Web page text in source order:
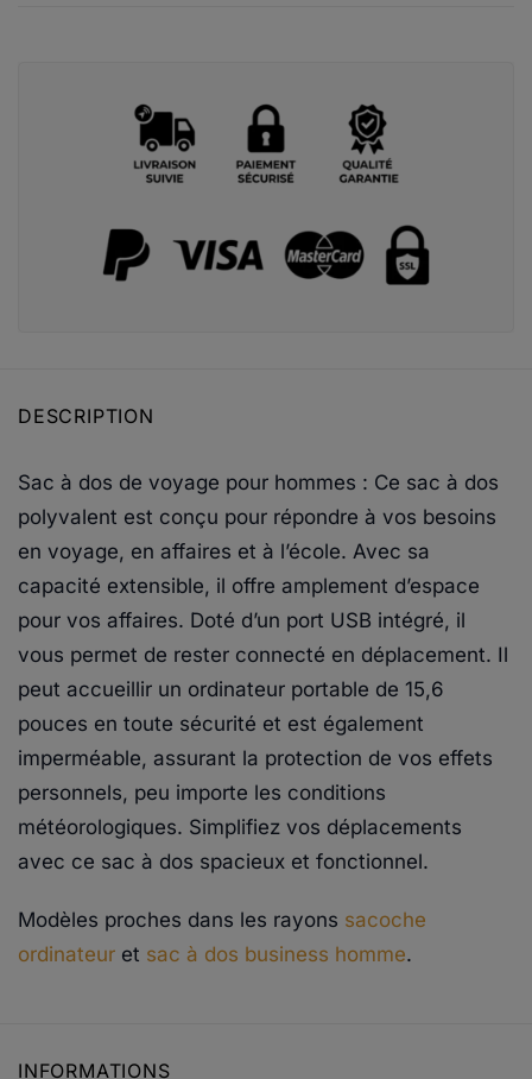
DESCRIPTION
Sac à dos de voyage pour hommes : Ce sac à dos
polyvalent est conçu pour répondre à vos besoins
en voyage, en affaires et à l’école. Avec sa
capacité extensible, il offre amplement d’espace
pour vos affaires. Doté d’un port USB intégré, il
vous permet de rester connecté en déplacement. Il
peut accueillir un ordinateur portable de 15,6
pouces en toute sécurité et est également
imperméable, assurant la protection de vos effets
personnels, peu importe les conditions
météorologiques. Simplifiez vos déplacements
avec ce sac à dos spacieux et fonctionnel.
Modèles proches dans les rayons sacoche
ordinateur et sac à dos business homme.
INFORMATIONS